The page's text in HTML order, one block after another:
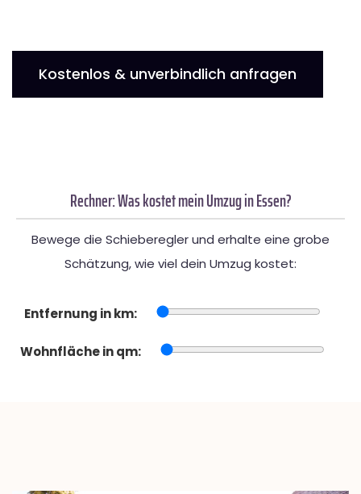
Kostenlos & unverbindlich anfragen
Rechner: Was kostet mein Umzug in Essen?
Bewege die Schieberegler und erhalte eine grobe
Schätzung, wie viel dein Umzug kostet:
Entfernung in km:
Wohnfläche in qm: